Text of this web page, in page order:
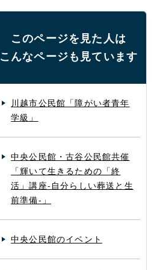
このページを見た人は
こんなページも見ています
川越市公民館「障がい者青年
学級」
中央公民館・古谷公民館共催
「輝いて生きるための「終
活」講座-自分らしい葬送と生
前準備-」
中央公民館のイベント